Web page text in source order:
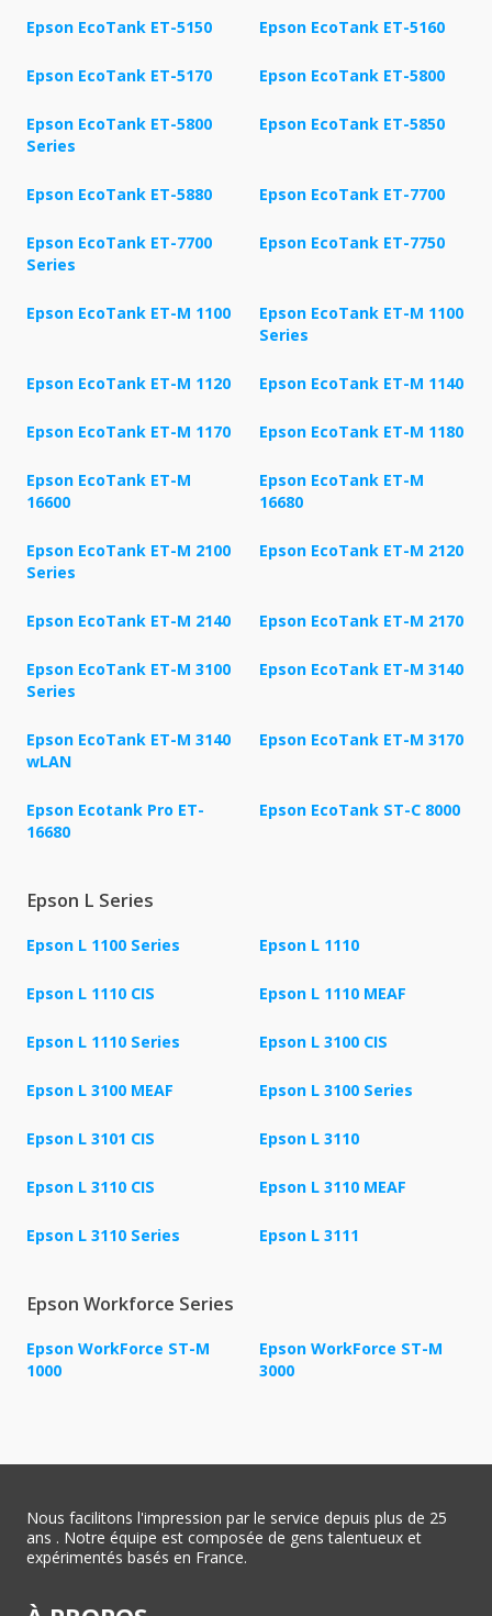
Epson EcoTank ET-5150 Epson EcoTank ET-5160
Epson EcoTank ET-5170 Epson EcoTank ET-5800
Epson EcoTank ET-5800
Series
Epson EcoTank ET-5850
Epson EcoTank ET-5880 Epson EcoTank ET-7700
Epson EcoTank ET-7700
Series
Epson EcoTank ET-7750
Epson EcoTank ET-M 1100
Epson EcoTank ET-M 1100
Series
Epson EcoTank ET-M 1120 Epson EcoTank ET-M 1140
Epson EcoTank ET-M 1170 Epson EcoTank ET-M 1180
Epson EcoTank ET-M
16600
Epson EcoTank ET-M
16680
Epson EcoTank ET-M 2100
Series
Epson EcoTank ET-M 2120
Epson EcoTank ET-M 2140 Epson EcoTank ET-M 2170
Epson EcoTank ET-M 3100
Series
Epson EcoTank ET-M 3140
Epson EcoTank ET-M 3140
wLAN
Epson EcoTank ET-M 3170
Epson Ecotank Pro ET-
16680
Epson EcoTank ST-C 8000
Epson L Series
Epson L 1100 Series Epson L 1110
Epson L 1110 CIS Epson L 1110 MEAF
Epson L 1110 Series Epson L 3100 CIS
Epson L 3100 MEAF Epson L 3100 Series
Epson L 3101 CIS Epson L 3110
Epson L 3110 CIS Epson L 3110 MEAF
Epson L 3110 Series Epson L 3111
Epson Workforce Series
Epson WorkForce ST-M
1000
Epson WorkForce ST-M
3000
Nous facilitons l'impression par le service depuis plus de 25
ans . Notre équipe est composée de gens talentueux et
expérimentés basés en France.